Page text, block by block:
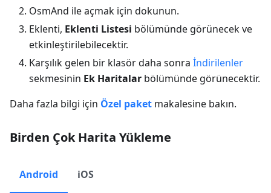
OsmAnd ile açmak için dokunun.
Eklenti, Eklenti Listesi bölümünde görünecek ve
etkinleştirilebilecektir.
Karşılık gelen bir klasör daha sonra İndirilenler
sekmesinin Ek Haritalar bölümünde görünecektir.
Daha fazla bilgi için Özel paket makalesine bakın.
Birden Çok Harita Yükleme
Android iOS